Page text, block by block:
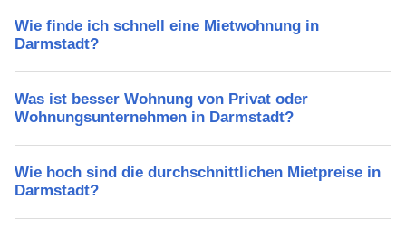
Wie finde ich schnell eine Mietwohnung in
Darmstadt?
Was ist besser Wohnung von Privat oder
Wohnungsunternehmen in Darmstadt?
Wie hoch sind die durchschnittlichen Mietpreise in
Darmstadt?